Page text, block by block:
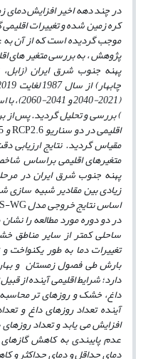
در چند دهه اخیر افزایش دمای
کره زمین شده و تغییرات
موجب گردیده است که از آن به
پژوهش ، به بررسی متغیر های
پهنه جنوب شرق ایران (زابل،
(2021-2040 و 2041-2060)، با استفاده از ﻣﺪل ﮔـﺮدش ﻛﻠـﻰ (
) بررسی و تحلیل گردید. پس از
اقلیمی در دو سناریوRCP2.6و
مقیاس گردید. نتایج ارزیابی
متغیرهای اقلیمی براساس
پهنه جنوب شرق ایران در
زیادی بین مقادیر شبیه سازی
اساس نتایج خروجی مدلLARS-WG
در دو دوره مورد مطالعه را
ساحلی کمتر از سایر مناطق
تغییرات دما به طور یکنواخت
بارش طی فصول زمستان و بهار
دارد؛ شرایط اقلیمی آینده از
داغ، خشک و روزهای تر
آینده تعداد روزهای داغ و تع
افزایش می یابد و تعداد
عدم پایبندی به کاهش گازهای